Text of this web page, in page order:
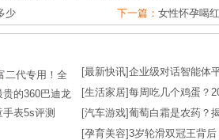
少 下一篇： 女性怀孕喝
[最新快讯]企业级对话智能体
[生活家居]每周吃几个鸡蛋？
[汽车游戏]葡萄白霜是农药？
[孕育美容]3岁轮滑双冠王背